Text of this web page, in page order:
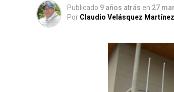
Publicado 9 años atrás en 27
Por Claudio Velásquez Martínez